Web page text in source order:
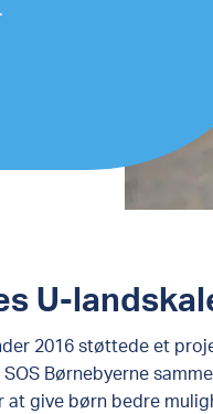
U-
2016 støttede et
Børnebyerne
at give børn bedre